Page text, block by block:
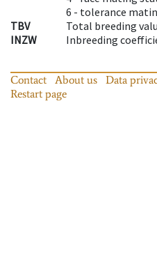
6 - tolerance
TBV
Total breeding
INZW
Inbreeding
Contact About us Data
Restart page